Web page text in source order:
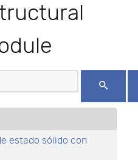
estado sólido con